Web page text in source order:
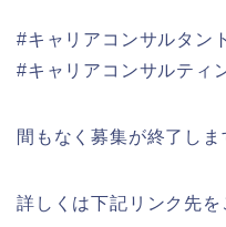
#キャリアコンサルタン
#キャリアコンサルティ
間もなく募集が終了しま
詳しくは下記リンク先を